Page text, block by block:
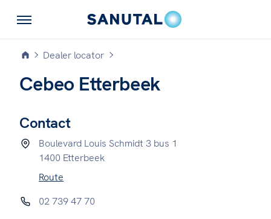
Dealer locator
Cebeo Etterbeek
Contact
Boulevard Louis Schmidt 3 bus 1
1400 Etterbeek
Route
02 739 47 70